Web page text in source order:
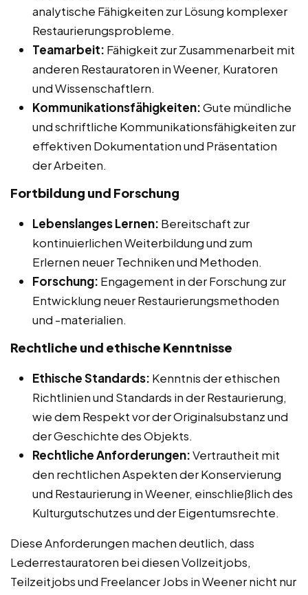
analytische Fähigkeiten zur Lösung komplexer
Restaurierungsprobleme.
Teamarbeit: Fähigkeit zur Zusammenarbeit mit
anderen Restauratoren in Weener, Kuratoren
und Wissenschaftlern.
Kommunikationsfähigkeiten:Gute mündliche
und schriftliche Kommunikationsfähigkeiten zur
effektiven Dokumentation und Präsentation
der Arbeiten.
Fortbildung und Forschung
Lebenslanges Lernen: Bereitschaft zur
kontinuierlichen Weiterbildung und zum
Erlernen neuer Techniken und Methoden.
Forschung: Engagement in der Forschung zur
Entwicklung neuer Restaurierungsmethoden
und -materialien.
Rechtliche und ethische Kenntnisse
Ethische Standards: Kenntnis der ethischen
Richtlinien und Standards in der Restaurierung,
wie dem Respekt vor der Originalsubstanz und
der Geschichte des Objekts.
Rechtliche Anforderungen:Vertrautheit mit
den rechtlichen Aspekten der Konservierung
und Restaurierung in Weener, einschließlich des
Kulturgutschutzes und der Eigentumsrechte.
Diese Anforderungen machen deutlich, dass
Lederrestauratoren bei diesen Vollzeitjobs,
Teilzeitjobs und Freelancer Jobs in Weener nicht nur